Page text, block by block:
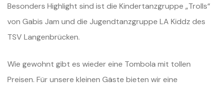
Besonders Highlight sind ist die Kindertanzgruppe „Trolls“
von Gabis Jam und die Jugendtanzgruppe LA Kiddz des
TSV Langenbrücken.
Wie gewohnt gibt es wieder eine Tombola mit tollen
Preisen. Für unsere kleinen Gäste bieten wir eine